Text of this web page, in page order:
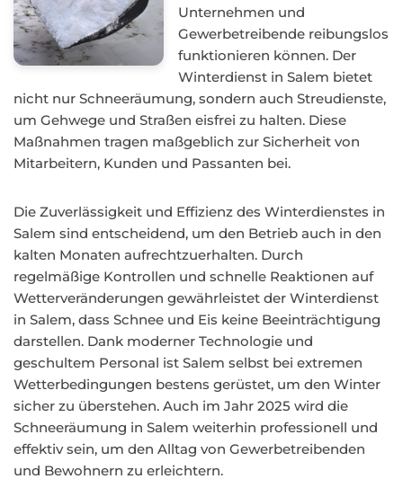
Unternehmen und
Gewerbetreibende reibungslos
funktionieren können. Der
Winterdienst in Salem bietet
nicht nur Schneeräumung, sondern auch Streudienste,
um Gehwege und Straßen eisfrei zu halten. Diese
Maßnahmen tragen maßgeblich zur Sicherheit von
Mitarbeitern, Kunden und Passanten bei.
Die Zuverlässigkeit und Effizienz des Winterdienstes in
Salem sind entscheidend, um den Betrieb auch in den
kalten Monaten aufrechtzuerhalten. Durch
regelmäßige Kontrollen und schnelle Reaktionen auf
Wetterveränderungen gewährleistet der Winterdienst
in Salem, dass Schnee und Eis keine Beeinträchtigung
darstellen. Dank moderner Technologie und
geschultem Personal ist Salem selbst bei extremen
Wetterbedingungen bestens gerüstet, um den Winter
sicher zu überstehen. Auch im Jahr 2025 wird die
Schneeräumung in Salem weiterhin professionell und
effektiv sein, um den Alltag von Gewerbetreibenden
und Bewohnern zu erleichtern.